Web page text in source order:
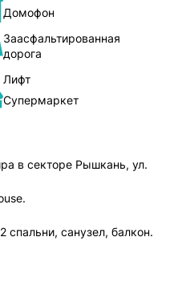
Домофон
Заасфальтированная
дорога
Лифт
Супермаркет
в секторе Рышкань, ул.
спальни, санузел, балкон.